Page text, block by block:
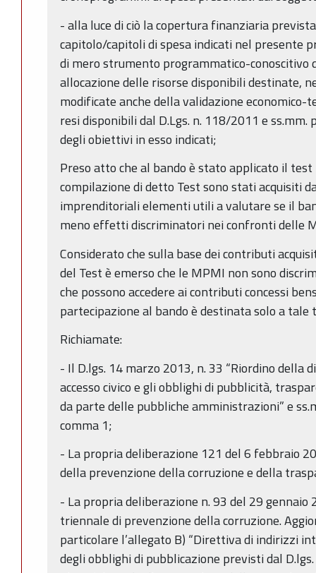
- alla luce di ciò la copertura finanziaria
capitolo/capitoli di spesa indicati nel presente
di mero strumento programmatico-conoscitivo
allocazione delle risorse disponibili destinate,
modificate anche della validazione
resi disponibili dal D.Lgs. n. 118/2011 e
degli obiettivi in esso indicati;
Preso atto che al bando è stato applicato il
compilazione di detto Test sono stati acquisiti
imprenditoriali elementi utili a valutare se il
meno effetti discriminatori nei confronti delle
Considerato che sulla base dei contributi
del Test è emerso che le MPMI non sono
che possono accedere ai contributi concessi
partecipazione al bando è destinata solo a tale
Richiamate:
- Il D.lgs. 14 marzo 2013, n. 33 “Riordino della
accesso civico e gli obblighi di pubblicità,
da parte delle pubbliche amministrazioni” e
comma 1;
- La propria deliberazione 121 del 6 febbraio
della prevenzione della corruzione e della
- La propria deliberazione n. 93 del 29 gennaio
triennale di prevenzione della corruzione.
particolare l’allegato B) “Direttiva di indirizzi
degli obblighi di pubblicazione previsti dal